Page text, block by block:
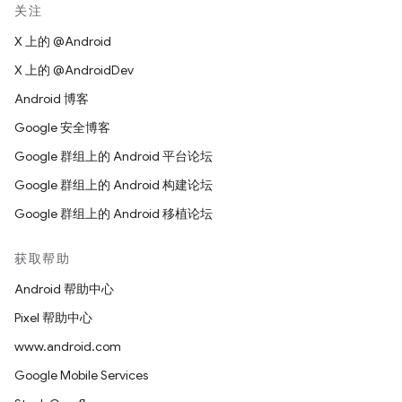
关注
X 上的 @Android
X 上的 @AndroidDev
Android 博客
Google 安全博客
Google 群组上的 Android 平台论坛
Google 群组上的 Android 构建论坛
Google 群组上的 Android 移植论坛
获取帮助
Android 帮助中心
Pixel 帮助中心
www.android.com
Google Mobile Services